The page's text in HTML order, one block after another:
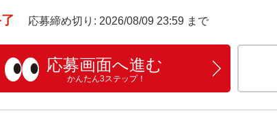
応募締め切り: 2026/08/09 23:59 まで
応募画面へ進む
かんたん3ステップ！